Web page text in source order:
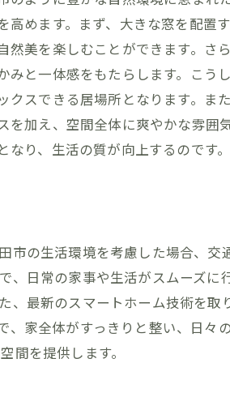
の演出
実現するデザイン
牟田市での新生活を考える
力
素の取り入れ方
レンドリーな住まい
る新しい生活
たマイホームの秘密
の条件
づくりの工夫
大限に利用する方法
高めます。まず、大きな窓を配置
然美を楽しむことができます。さ
みと一体感をもたらします。こう
クスできる居場所となります。ま
を加え、空間全体に爽やかな雰囲
なり、生活の質が向上するのです。
の生活環境を考慮した場合、
日常の家事や生活がスムーズに
最新のスマートホーム技術を取
家全体がすっきりと整い、日々
間を提供します。